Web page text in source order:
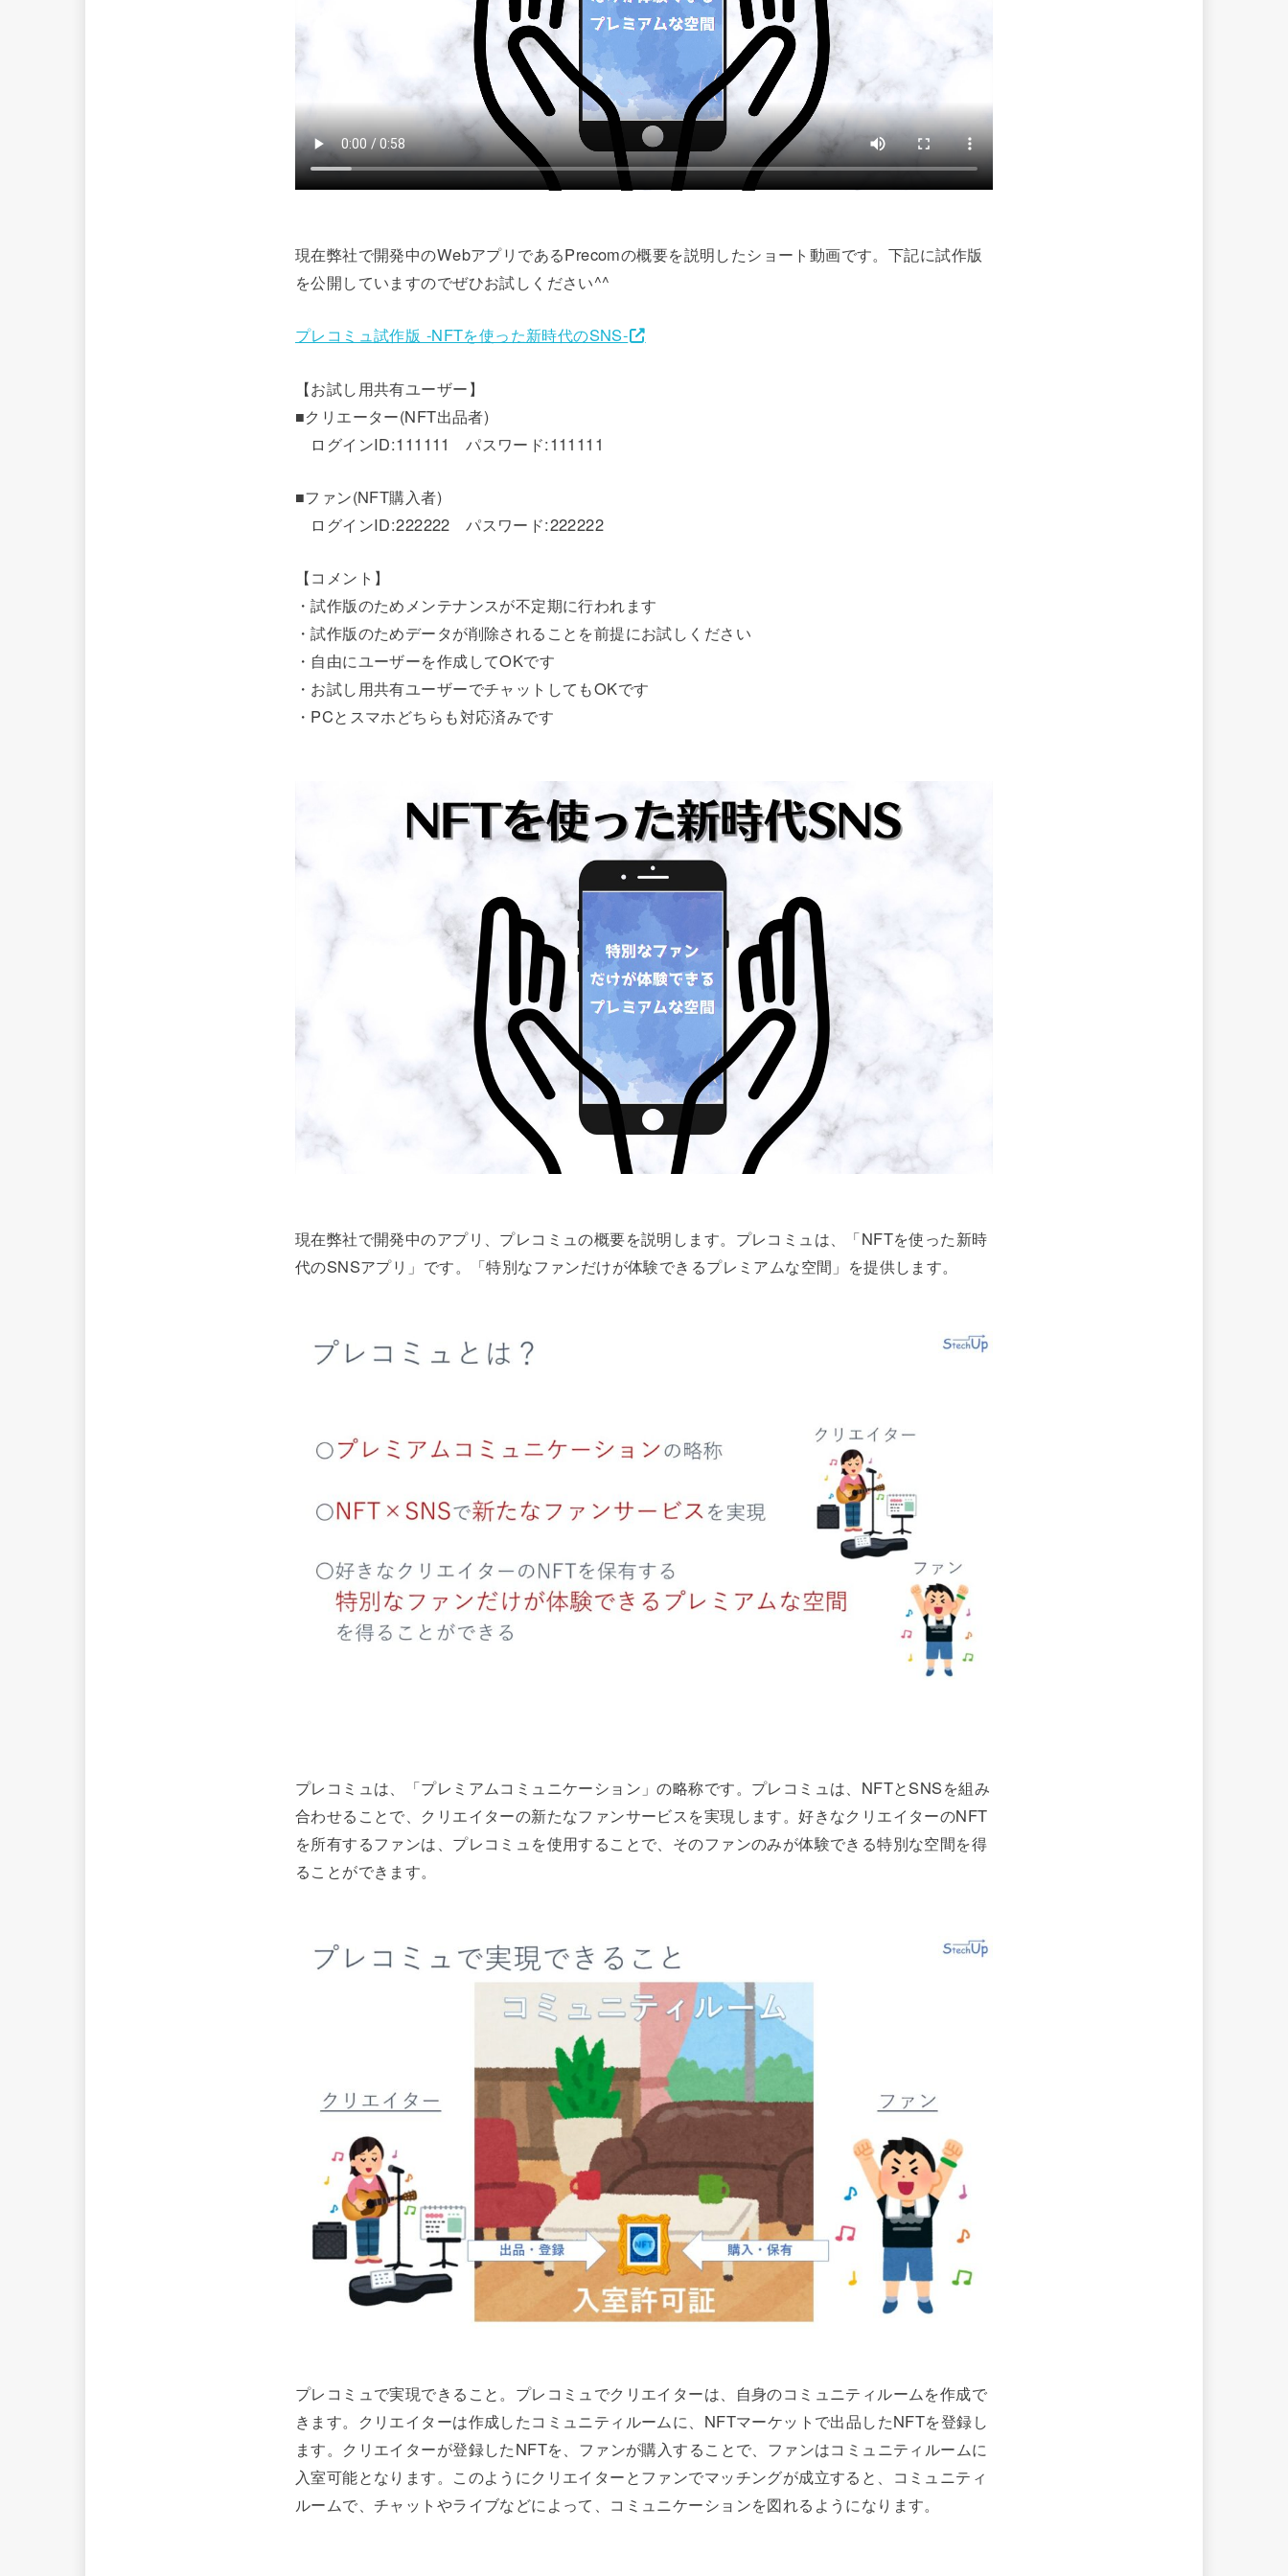
現在弊社で開発中のWebアプリであるPrecomの概要を説明したショート動画です。下記に試作版
を公開していますのでぜひお試しください^^
プレコミュ試作版 -NFTを使った新時代のSNS-
【お試し用共有ユーザー】
■クリエーター(NFT出品者)
ログインID:111111 パスワード:111111
■ファン(NFT購入者)
ログインID:222222 パスワード:222222
【コメント】
・試作版のためメンテナンスが不定期に行われます
・試作版のためデータが削除されることを前提にお試しください
・自由にユーザーを作成してOKです
・お試し用共有ユーザーでチャットしてもOKです
・PCとスマホどちらも対応済みです
現在弊社で開発中のアプリ、プレコミュの概要を説明します。プレコミュは、「NFTを使った新時
代のSNSアプリ」です。「特別なファンだけが体験できるプレミアムな空間」を提供します。
プレコミュは、「プレミアムコミュニケーション」の略称です。プレコミュは、NFTとSNSを組み
合わせることで、クリエイターの新たなファンサービスを実現します。好きなクリエイターのNFT
を所有するファンは、プレコミュを使用することで、そのファンのみが体験できる特別な空間を得
ることができます。
プレコミュで実現できること。プレコミュでクリエイターは、自身のコミュニティルームを作成で
きます。クリエイターは作成したコミュニティルームに、NFTマーケットで出品したNFTを登録し
ます。クリエイターが登録したNFTを、ファンが購入することで、ファンはコミュニティルームに
入室可能となります。このようにクリエイターとファンでマッチングが成立すると、コミュニティ
ルームで、チャットやライブなどによって、コミュニケーションを図れるようになります。